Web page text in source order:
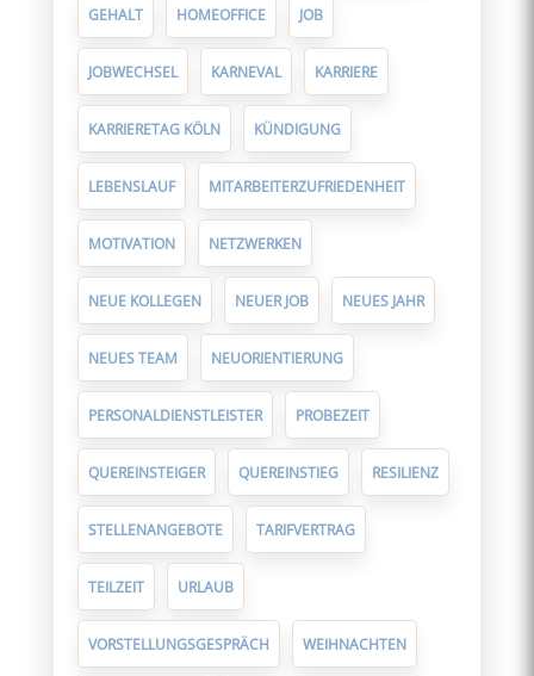
GEHALT HOMEOFFICE JOB
JOBWECHSEL KARNEVAL KARRIERE
KARRIERETAG KÖLN KÜNDIGUNG
LEBENSLAUF MITARBEITERZUFRIEDENHEIT
MOTIVATION NETZWERKEN
NEUE KOLLEGEN NEUER JOB NEUES JAHR
NEUES TEAM NEUORIENTIERUNG
PERSONALDIENSTLEISTER PROBEZEIT
QUEREINSTEIGER QUEREINSTIEG RESILIENZ
STELLENANGEBOTE TARIFVERTRAG
TEILZEIT URLAUB
VORSTELLUNGSGESPRÄCH WEIHNACHTEN